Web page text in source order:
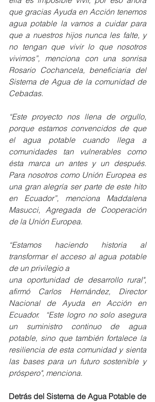
que gracias Ayuda en Acción tenemos
agua potable la vamos a cuidar para
que a nuestros hijos nunca les falte, y
no tengan que vivir lo que nosotros
vivimos”, menciona con una sonrisa
Rosario Cochancela, beneficiaria del
Sistema de Agua de la comunidad de
Cebadas.
“Este proyecto nos llena de orgullo,
porque estamos convencidos de que
el agua potable cuando llega a
comunidades tan vulnerables como
ésta marca un antes y un después.
Para nosotros como Unión Europea es
una gran alegría ser parte de este hito
en Ecuador”, menciona Maddalena
Masucci, Agregada de Cooperación
de la Unión Europea.
“Estamos haciendo historia al
transformar el acceso al agua potable
de un privilegio a
una oportunidad de desarrollo rural",
afirmó Carlos Hernández, Director
Nacional de Ayuda en Acción en
Ecuador.  “Este logro no solo asegura
un suministro continuo de agua
potable, sino que también fortalece la
resiliencia de esta comunidad y sienta
las bases para un futuro sostenible y
próspero", menciona.
Detrás del Sistema de Agua Potable de